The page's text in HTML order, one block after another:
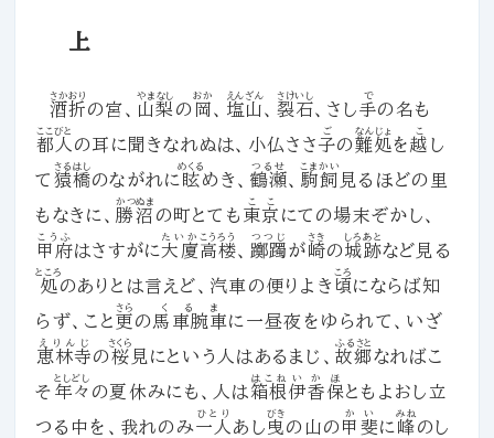
上
酒折
さかおり
の宮、 山梨
やまなし
の 岡
おか
、 塩山
えんざん
、 裂石
さけいし
、さし手
で
の名も
都人
ここびと
の耳に聞きなれぬは、小仏ささ子
ご
の難処
なんじょ
を越
こ
し
て 猿橋
さるはし
のながれに 眩
めくる
めき、 鶴瀬
つるせ
、 駒飼
こまかい
見るほどの里
もなきに、 勝沼
かつぬま
の町とても 東京
ここ
にての場末ぞかし、
甲府
こうふ
はさすがに大廈
たいか
高楼
こうろう
、 躑躅
つつじ
が崎
さき
の城跡
しろあと
など見る
処
ところ
のありとは言えど、汽車の便りよき 頃
ころ
にならば知
らず、こと更
さら
の馬車腕車
くるま
に一昼夜をゆられて、いざ
恵林寺
えりんじ
の桜
さくら
見にという人はあるまじ、 故郷
ふるさと
なればこ
そ 年々
としどし
の夏休みにも、人は箱根
はこね
伊香保
いかほ
ともよおし立
つる中を、我れのみ一人
ひとり
あし 曳
びき
の山の 甲斐
かい
に峰
みね
のし